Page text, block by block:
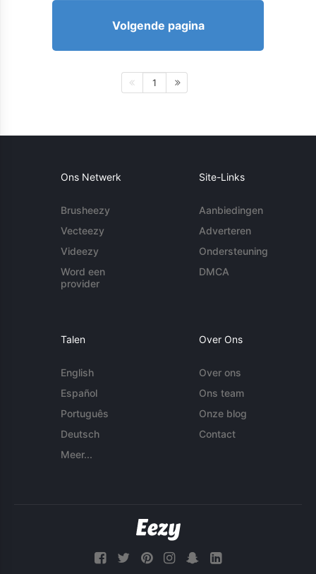
Volgende pagina
1
Ons Netwerk
Brusheezy
Vecteezy
Videezy
Word een
provider
Site-Links
Aanbiedingen
Adverteren
Ondersteuning
DMCA
Talen
English
Español
Português
Deutsch
Meer...
Over Ons
Over ons
Ons team
Onze blog
Contact